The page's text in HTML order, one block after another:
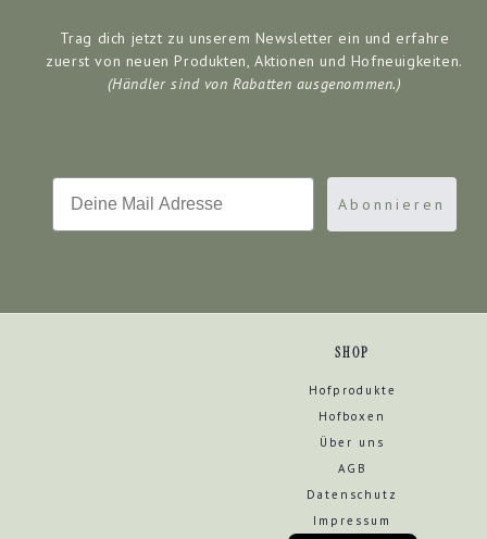
Trag dich jetzt zu unserem Newsletter ein und erfahre
zuerst von neuen Produkten, Aktionen und Hofneuigkeiten.
(Händler sind von Rabatten ausgenommen.)
Email
Abonnieren
SHOP
Hofprodukte
Hofboxen
Über uns
AGB
Datenschutz
Impressum